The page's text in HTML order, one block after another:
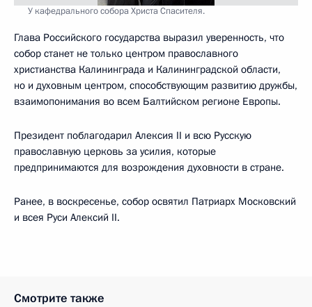
У кафедрального собора Христа Спасителя.
Глава Российского государства выразил уверенность, что
собор станет не только центром православного
христианства Калининграда и Калининградской области,
но и духовным центром, способствующим развитию дружбы,
взаимопонимания во всем Балтийском регионе Европы.
Президент поблагодарил Алексия II и всю Русскую
православную церковь за усилия, которые
предпринимаются для возрождения духовности в стране.
Ранее, в воскресенье, собор освятил Патриарх Московский
и всея Руси Алексий II.
Смотрите также